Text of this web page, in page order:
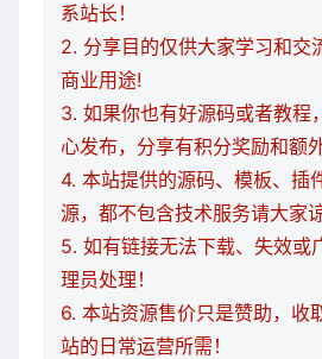
系站长！
2. 分享目的仅供大家学习和交
商业用途!
3. 如果你也有好源码或者教程
心发布，分享有积分奖励和额外
4. 本站提供的源码、模板、插
源，都不包含技术服务请大家谅
5. 如有链接无法下载、失效或
理员处理！
6. 本站资源售价只是赞助，收
站的日常运营所需！